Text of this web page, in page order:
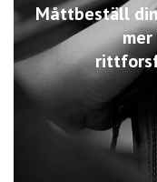
Måttbeställ